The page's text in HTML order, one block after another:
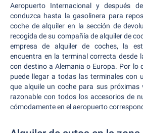
Aeropuerto Internacional y después
conduzca hasta la gasolinera para
coche de alquiler en la sección de
recogida de su compañía de alquiler de
empresa de alquiler de coches, la
encuentra en la terminal correcta desde
con destino a Alemania o Europa. Por lo
puede llegar a todas las terminales con
que alquile un coche para sus próximas
razonable con todos los accesorios de
cómodamente en el aeropuerto